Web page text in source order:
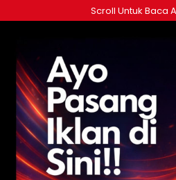
ke
Scroll Untuk Baca